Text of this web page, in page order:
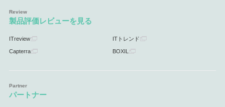
製品評価レビューを見る
ITreview ITトレンド
Capterra BOXIL
パートナー